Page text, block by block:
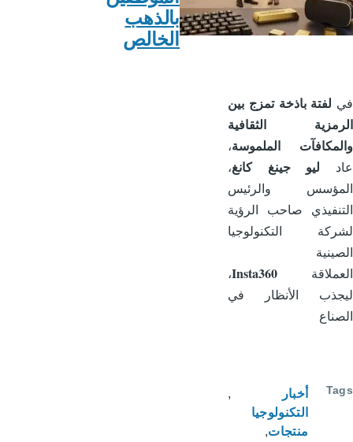
بالذهب
الخالص
لفتة باذخة تمزج بين
الثقافية
الملموسة،
ليو جينغ كانغ،
والرئيس
صاحب الرؤية
التكنولوجيا
Insta360،
الأنظار في
أخبار
التكنولوجيا
منتجات